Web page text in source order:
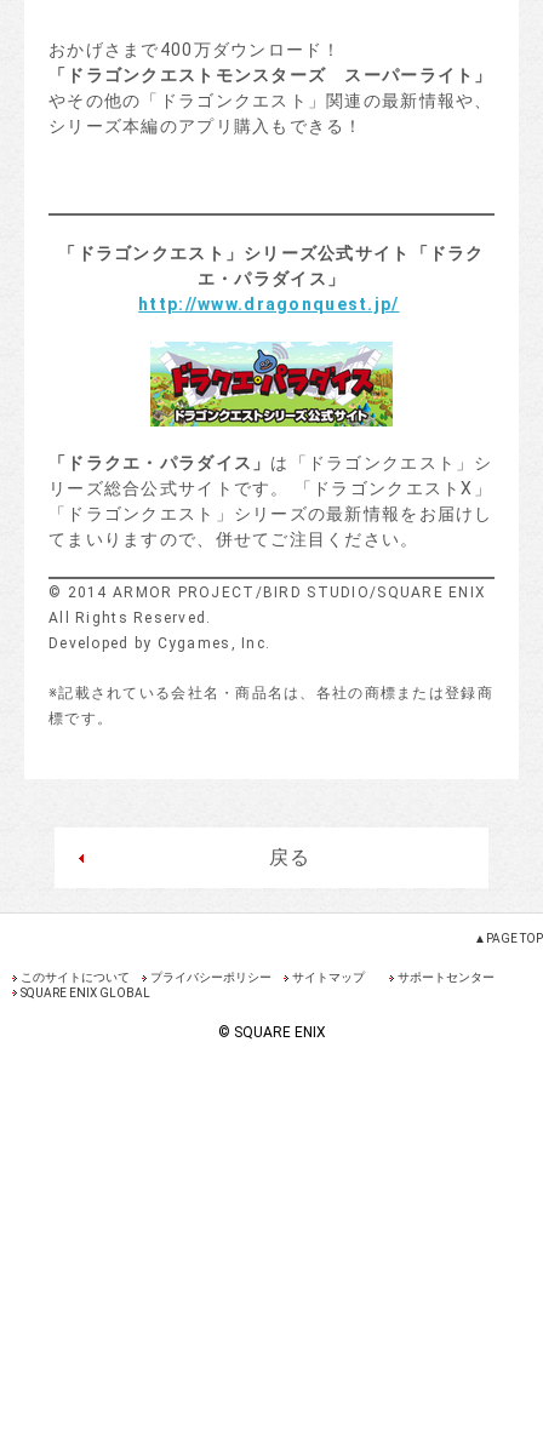
おかげさまで400万ダウンロード！
「
ドラゴンクエストモンスターズ スーパーライト 」
やその他の「ドラゴンクエスト」関連の最新情報や、
シリーズ本編のアプリ購入もできる！
「ドラゴンクエスト」シリーズ公式サイト「ドラク
エ・パラダイス」
http://www.dragonquest.jp/
「ドラクエ・パラダイス」 は「ドラゴンクエスト」シ
リーズ総合公式サイトです。 「ドラゴンクエストX」
「ドラゴンクエスト」シリーズの最新情報をお届けし
てまいりますので、併せてご注目ください。
© 2014 ARMOR PROJECT/BIRD STUDIO/SQUARE ENIX
All Rights Reserved.
Developed by Cygames, Inc.
※記載されている会社名・商品名は、各社の商標または登録商
標です。
戻る
▲PAGE TOP
このサイトについて プライバシーポリシー サイトマップ
サポートセンター
SQUARE ENIX GLOBAL
© SQUARE ENIX